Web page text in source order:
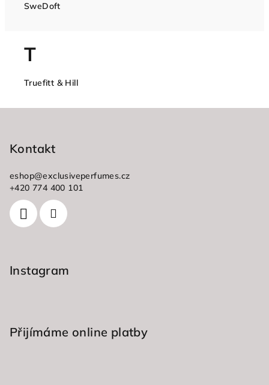
SweDoft
T
Truefitt & Hill
Kontakt
eshop@exclusiveperfumes.cz
+420 774 400 101
Instagram
Přijímáme online platby